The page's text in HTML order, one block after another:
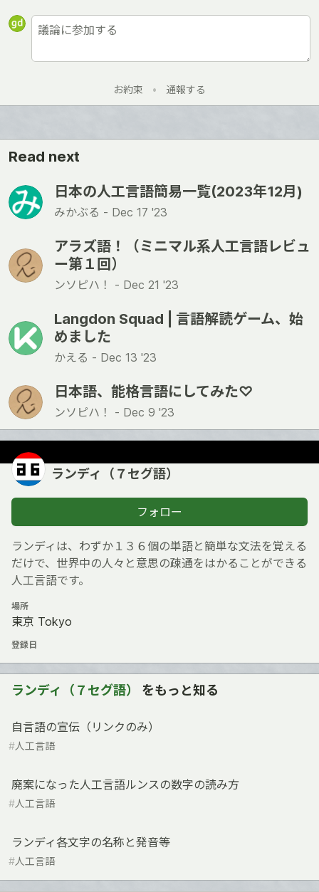
お約束 • 通報する
Read next
日本の人工言語簡易一覧(2023年12月)
みかぶる - Dec 17 '23
アラズ語！（ミニマル系人工言語レビュ
ー第１回）
ンソピハ！ - Dec 21 '23
Langdon Squad | 言語解読ゲーム、始
めました
かえる - Dec 13 '23
日本語、能格言語にしてみた♡
ンソピハ！ - Dec 9 '23
ランディ（７セグ語）
フォロー
ランディは、わずか１３６個の単語と簡単な文法を覚える
だけで、世界中の人々と意思の疎通をはかることができる
人工言語です。
場所
東京 Tokyo
登録日
ランディ（７セグ語） をもっと知る
自言語の宣伝（リンクのみ）
#人工言語
廃案になった人工言語ルンスの数字の読み方
#人工言語
ランディ各文字の名称と発音等
#人工言語